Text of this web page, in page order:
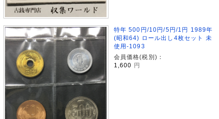
特年 500円/10円/5円/1円 1989年
(昭和64) ロール出し4枚セット 未
使用-1093
会員価格(税別)：
1,600 円